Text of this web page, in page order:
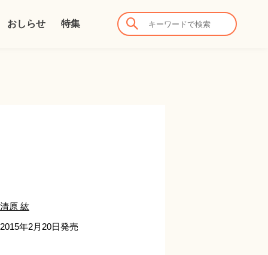
おしらせ 特集
清原 紘
2015年2月20日発売